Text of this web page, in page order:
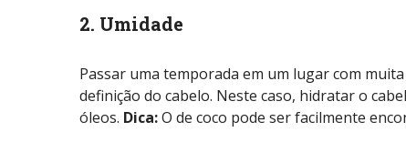
2. Umidade
Passar uma temporada em um lugar com
definição do cabelo. Neste caso, hidratar o
óleos. Dica:O de coco pode ser facilmente